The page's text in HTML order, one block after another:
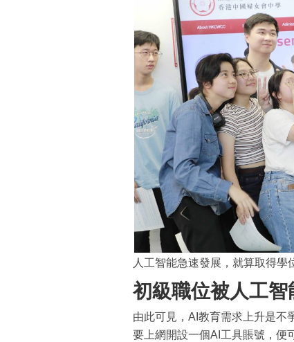
人工智能急速發展，就算取得學
初級職位被人工智
由此可見，AI教育需求上升是不
要上網開設一個AI工具賬號，便